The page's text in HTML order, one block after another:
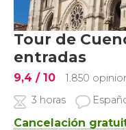
Tour de
entradas
9,4 / 10
1.850
3 horas
Cancelación